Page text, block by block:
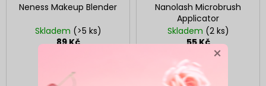
Neness Makeup Blender
Skladem (>5 ks)
89 Kč
DO KOŠÍKU
Nanolash Microbrush
Applicator
Skladem (2 ks)
55 Kč
DETAIL
×